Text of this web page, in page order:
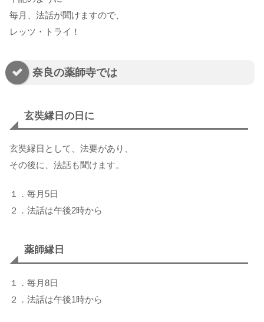
毎月、法話が聞けますので、
レッツ・トライ！
奈良の薬師寺では
玄奘縁日の日に
玄奘縁日として、法要があり、
その後に、法話も聞けます。
１．毎月5日
２．法話は午後2時から
薬師縁日
１．毎月8日
２．法話は午後1時から